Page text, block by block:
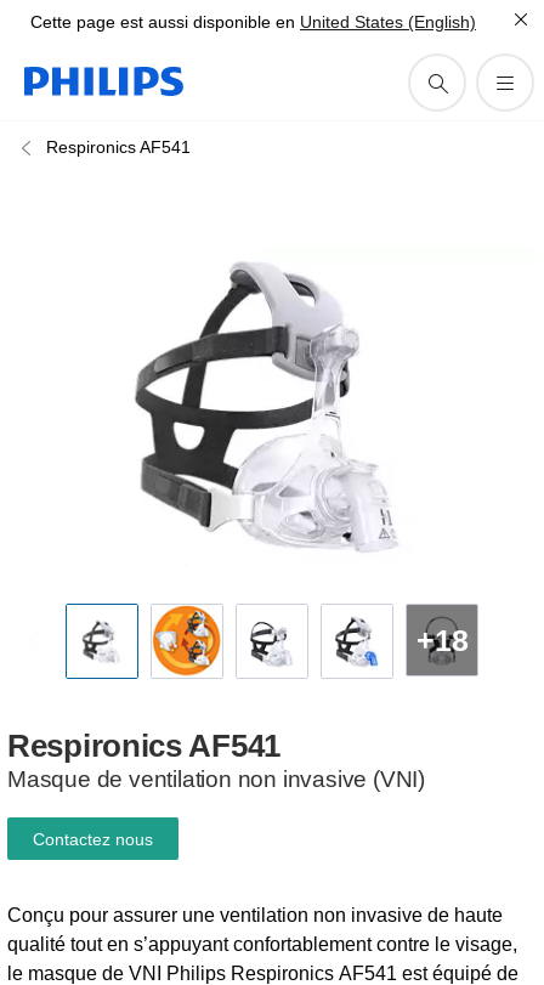
Cette page est aussi disponible en United States (English)
Respironics AF541
+18
RespironicsAF541
Masque de ventilation non invasive (VNI)
Conçu pour assurer une ventilation non invasive de haute
qualité tout en s’appuyant confortablement contre le visage,
le masque de VNI Philips Respironics AF541 est équipé de
Contactez nous